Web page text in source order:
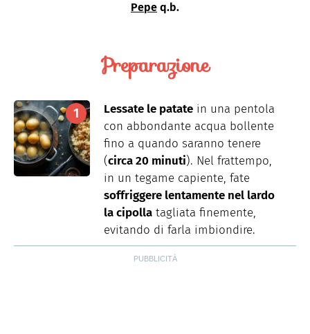
Pepe q.b.
Preparazione
Lessate le patate in una pentola
con abbondante acqua bollente
fino a quando saranno tenere
(circa 20 minuti). Nel frattempo,
in un tegame capiente, fate
soffriggere lentamente nel lardo
la cipolla tagliata finemente,
evitando di farla imbiondire.